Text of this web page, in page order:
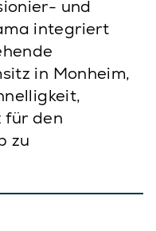
und
integriert
in Monheim,
für den
zu